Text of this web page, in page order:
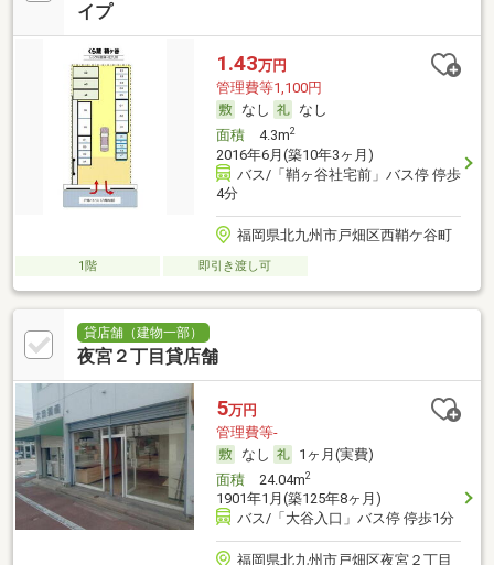
イプ
1.43万円
管理費等1,100円
なし
なし
面積4.3m2
2016年6月(築10年3ヶ月)
バス/「鞘ヶ谷社宅前」バス停 停歩
4分
福岡県北九州市戸畑区西鞘ケ谷町
1階 即引き渡し可
貸店舗（建物一部）
夜宮２丁目貸店舗
5万円
管理費等-
なし
1ヶ月(実費)
面積24.04m2
1901年1月(築125年8ヶ月)
バス/「大谷入口」バス停 停歩1分
福岡県北九州市戸畑区夜宮２丁目